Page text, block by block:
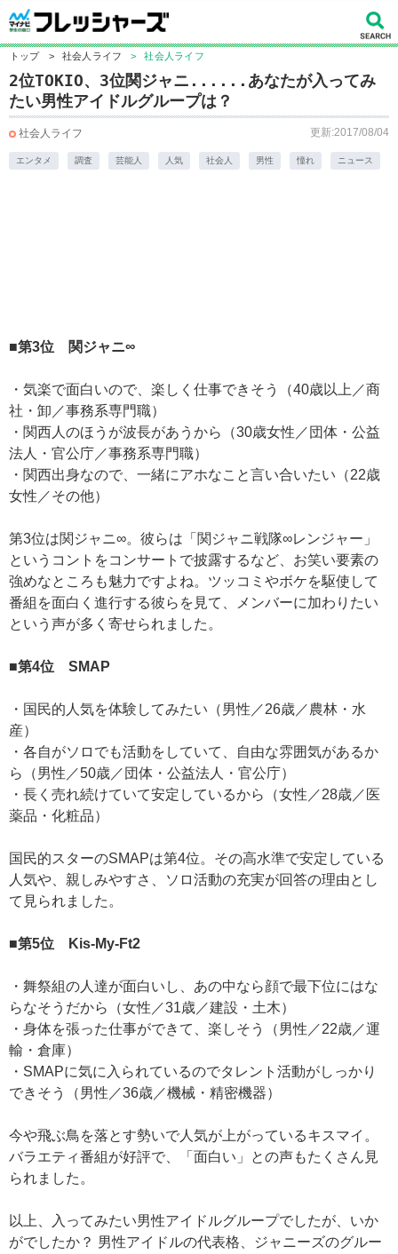
トップ > 社会人ライフ > 社会人ライフ
2位TOKIO、3位関ジャニ......あなたが入ってみ
たい男性アイドルグループは？
社会人ライフ 更新:2017/08/04
エンタメ 調査 芸能人 人気 社会人 男性 憧れ ニュース
■第3位 関ジャニ∞
・気楽で面白いので、楽しく仕事できそう（40歳以上／商
社・卸／事務系専門職）
・関西人のほうが波長があうから（30歳女性／団体・公益
法人・官公庁／事務系専門職）
・関西出身なので、一緒にアホなこと言い合いたい（22歳
女性／その他）
第3位は関ジャニ∞。彼らは「関ジャニ戦隊∞レンジャー」
というコントをコンサートで披露するなど、お笑い要素の
強めなところも魅力ですよね。ツッコミやボケを駆使して
番組を面白く進行する彼らを見て、メンバーに加わりたい
という声が多く寄せられました。
■第4位 SMAP
・国民的人気を体験してみたい（男性／26歳／農林・水
産）
・各自がソロでも活動をしていて、自由な雰囲気があるか
ら（男性／50歳／団体・公益法人・官公庁）
・長く売れ続けていて安定しているから（女性／28歳／医
薬品・化粧品）
国民的スターのSMAPは第4位。その高水準で安定している
人気や、親しみやすさ、ソロ活動の充実が回答の理由とし
て見られました。
■第5位 Kis-My-Ft2
・舞祭組の人達が面白いし、あの中なら顔で最下位にはな
らなそうだから（女性／31歳／建設・土木）
・身体を張った仕事ができて、楽しそう（男性／22歳／運
輸・倉庫）
・SMAPに気に入られているのでタレント活動がしっかり
できそう（男性／36歳／機械・精密機器）
今や飛ぶ鳥を落とす勢いで人気が上がっているキスマイ。
バラエティ番組が好評で、「面白い」との声もたくさん見
られました。
以上、入ってみたい男性アイドルグループでしたが、いか
がでしたか？ 男性アイドルの代表格、ジャニーズのグルー